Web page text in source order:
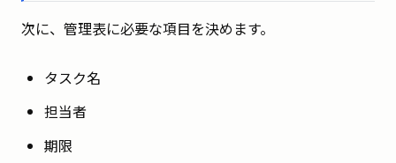
次に、管理表に必要な項目を決めます。
タスク名
担当者
期限